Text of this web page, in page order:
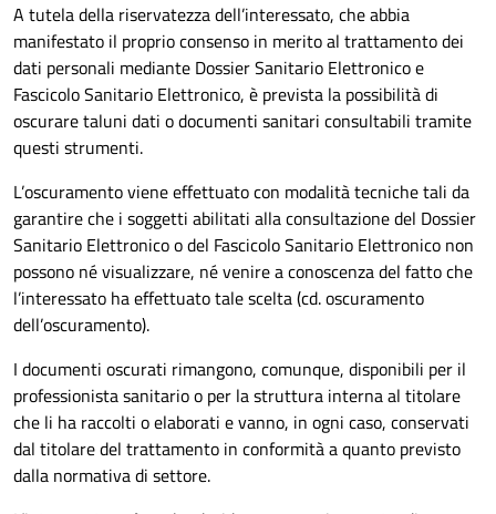
A tutela della riservatezza dell’interessato, che abbia
manifestato il proprio consenso in merito al trattamento dei
dati personali mediante Dossier Sanitario Elettronico e
Fascicolo Sanitario Elettronico, è prevista la possibilità di
oscurare taluni dati o documenti sanitari consultabili tramite
questi strumenti.
L’oscuramento viene effettuato con modalità tecniche tali da
garantire che i soggetti abilitati alla consultazione del Dossier
Sanitario Elettronico o del Fascicolo Sanitario Elettronico non
possono né visualizzare, né venire a conoscenza del fatto che
l’interessato ha effettuato tale scelta (cd. oscuramento
dell’oscuramento).
I documenti oscurati rimangono, comunque, disponibili per il
professionista sanitario o per la struttura interna al titolare
che li ha raccolti o elaborati e vanno, in ogni caso, conservati
dal titolare del trattamento in conformità a quanto previsto
dalla normativa di settore.